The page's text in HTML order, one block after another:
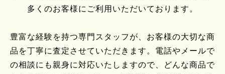
多くのお客様にご利用いただいております。
豊富な経験を持つ専門スタッフが、お客様の大切な商
品を丁寧に査定させていただきます。電話やメールで
の相談にも親身に対応いたしますので、どんな商品で